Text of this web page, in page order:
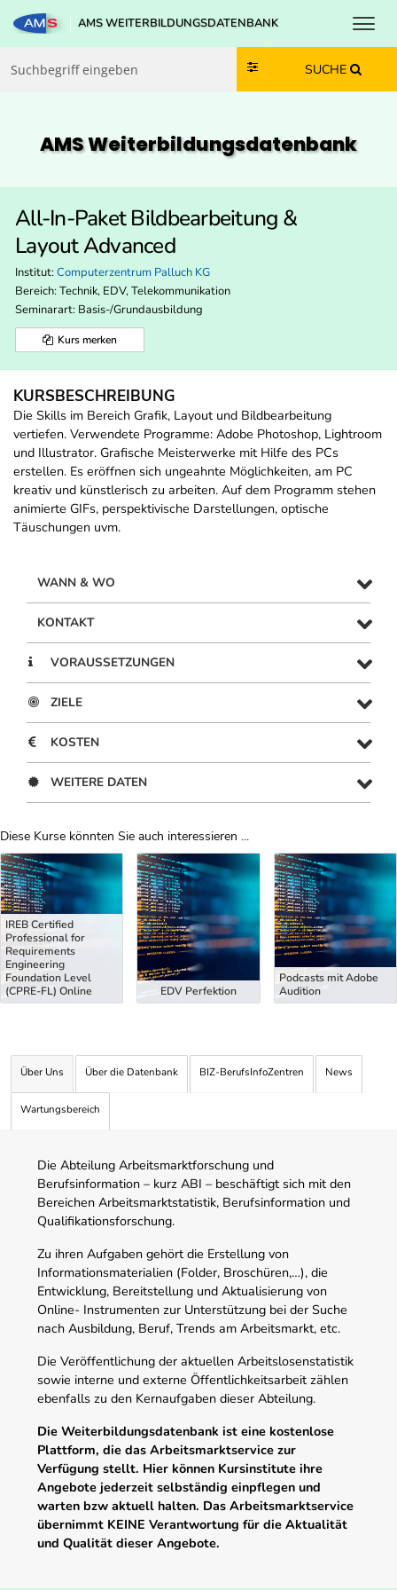
Zum Inhalt springen
Zum Navmenü springen
Zur Suche springen
Zur Footer springen
AMS WEITERBILDUNGSDATENBANK
SUCHE
AMS Weiterbildungs­datenbank
All-In-Paket Bildbearbeitung &
Layout Advanced
Institut: Computerzentrum Palluch KG
Bereich: Technik, EDV, Telekommunikation
Seminarart: Basis-/Grundausbildung
Kurs merken
KURSBESCHREIBUNG
Die Skills im Bereich Grafik, Layout und Bildbearbeitung
vertiefen. Verwendete Programme: Adobe Photoshop, Lightroom
und Illustrator. Grafische Meisterwerke mit Hilfe des PCs
erstellen. Es eröffnen sich ungeahnte Möglichkeiten, am PC
kreativ und künstlerisch zu arbeiten. Auf dem Programm stehen
animierte GIFs, perspektivische Darstellungen, optische
Täuschungen uvm.
WANN & WO
KONTAKT
VORAUSSETZUNGEN
ZIELE
KOSTEN
WEITERE DATEN
Diese Kurse könnten Sie auch interessieren ...
Uber Weiterbildungsvorschläge
IREB Certified
Professional for
Requirements
Engineering
Foundation Level
(CPRE-FL) Online
EDV Perfektion
Podcasts mit Adobe
Audition
Über Uns Über die Datenbank BIZ-BerufsInfoZentren News
Wartungsbereich
Die Abteilung Arbeitsmarktforschung und
Berufsinformation – kurz ABI – beschäftigt sich mit den
Bereichen Arbeitsmarktstatistik, Berufsinformation und
Qualifikationsforschung.
Zu ihren Aufgaben gehört die Erstellung von
Informationsmaterialien (Folder, Broschüren,…), die
Entwicklung, Bereitstellung und Aktualisierung von
Online- Instrumenten zur Unterstützung bei der Suche
nach Ausbildung, Beruf, Trends am Arbeitsmarkt, etc.
Die Veröffentlichung der aktuellen Arbeitslosenstatistik
sowie interne und externe Öffentlichkeitsarbeit zählen
ebenfalls zu den Kernaufgaben dieser Abteilung.
Die Weiterbildungsdatenbank ist eine kostenlose
Plattform, die das Arbeitsmarktservice zur
Verfügung stellt. Hier können Kursinstitute ihre
Angebote jederzeit selbständig einpflegen und
warten bzw aktuell halten. Das Arbeitsmarktservice
übernimmt KEINE Verantwortung für die Aktualität
und Qualität dieser Angebote.